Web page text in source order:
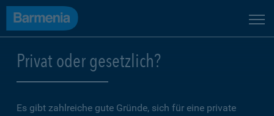
Privat oder gesetzlich?
Es gibt zahlreiche gute Gründe, sich für eine private